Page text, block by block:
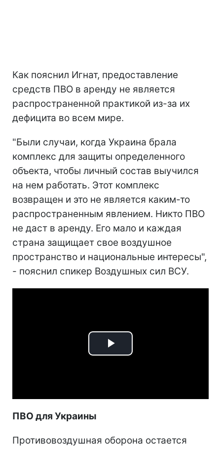
Как пояснил Игнат, предоставление
средств ПВО в аренду не является
распространенной практикой из-за их
дефицита во всем мире.
"Были случаи, когда Украина брала
комплекс для защиты определенного
объекта, чтобы личный состав выучился
на нем работать. Этот комплекс
возвращен и это не является каким-то
распространенным явлением. Никто ПВО
не даст в аренду. Его мало и каждая
страна защищает свое воздушное
пространство и национальные интересы",
- пояснил спикер Воздушных сил ВСУ.
Play
ПВО для Украины
Противовоздушная оборона остается